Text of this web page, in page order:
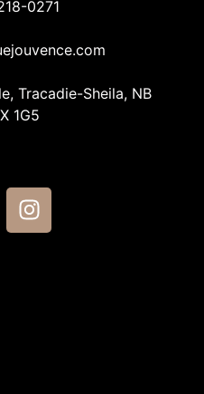
0271
Tracadie-Sheila, NB
1G5